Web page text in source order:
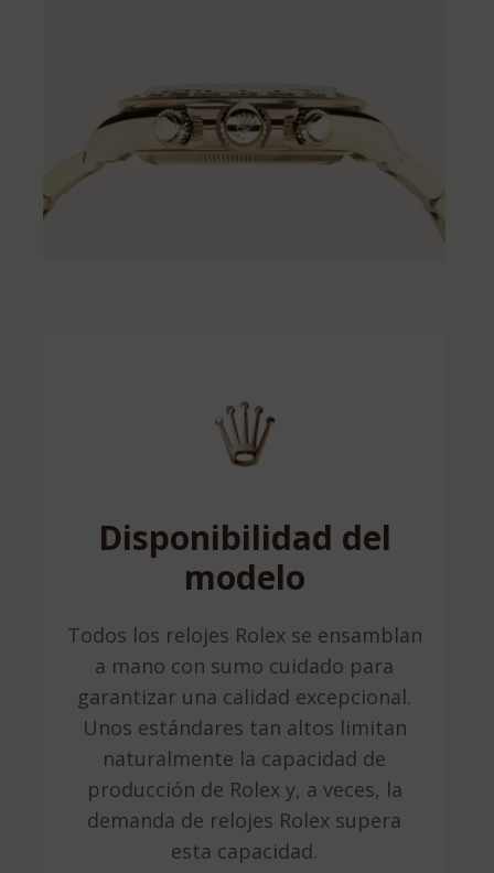
Disponibilidad del
modelo
Todos los relojes Rolex se ensamblan
a mano con sumo cuidado para
garantizar una calidad excepcional.
Unos estándares tan altos limitan
naturalmente la capacidad de
producción de Rolex y, a veces, la
demanda de relojes Rolex supera
esta capacidad.